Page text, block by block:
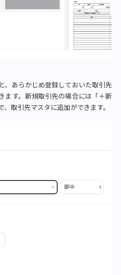
、あらかじめ登録しておいた取引先
ます。新規取引先の場合には「＋新
取引先マスタに追加ができます。